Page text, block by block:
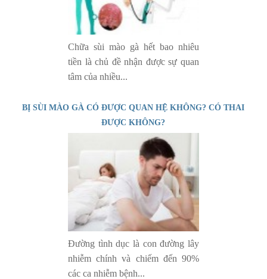
Chữa sùi mào gà hết bao nhiêu
tiền là chủ đề nhận được sự quan
tâm của nhiều...
BỊ SÙI MÀO GÀ CÓ ĐƯỢC QUAN HỆ KHÔNG? CÓ THAI
ĐƯỢC KHÔNG?
Đường tình dục là con đường lây
nhiễm chính và chiếm đến 90%
các ca nhiễm bệnh...